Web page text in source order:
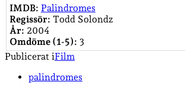
IMDB: Palindromes
Regissör: Todd Solondz
År: 2004
Omdöme (1-5): 3
Publicerat iFilm
palindromes